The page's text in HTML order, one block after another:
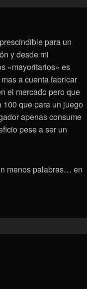
para un
y desde mi
«mayoritarios» es
a cuenta fabricar
el mercado pero que
que para un juego
apenas consume
pese a ser un
menos palabras… en